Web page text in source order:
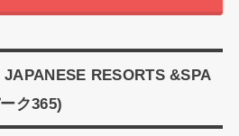
RESORTS &SPA
ク365)